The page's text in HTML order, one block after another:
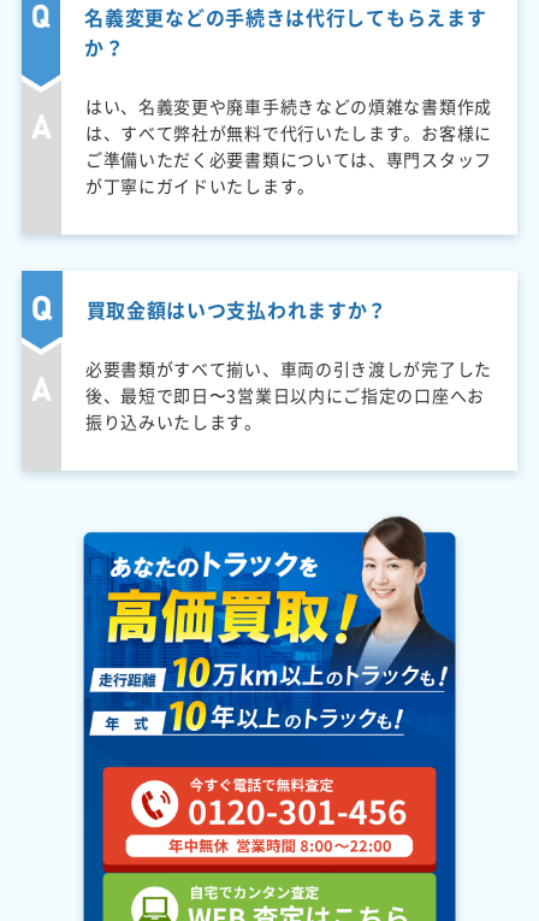
名義変更などの手続きは代行してもらえます
か？
はい、名義変更や廃車手続きなどの煩雑な書類作成
は、すべて弊社が無料で代行いたします。お客様に
ご準備いただく必要書類については、専門スタッフ
が丁寧にガイドいたします。
買取金額はいつ支払われますか？
必要書類がすべて揃い、車両の引き渡しが完了した
後、最短で即日〜3営業日以内にご指定の口座へお
振り込みいたします。